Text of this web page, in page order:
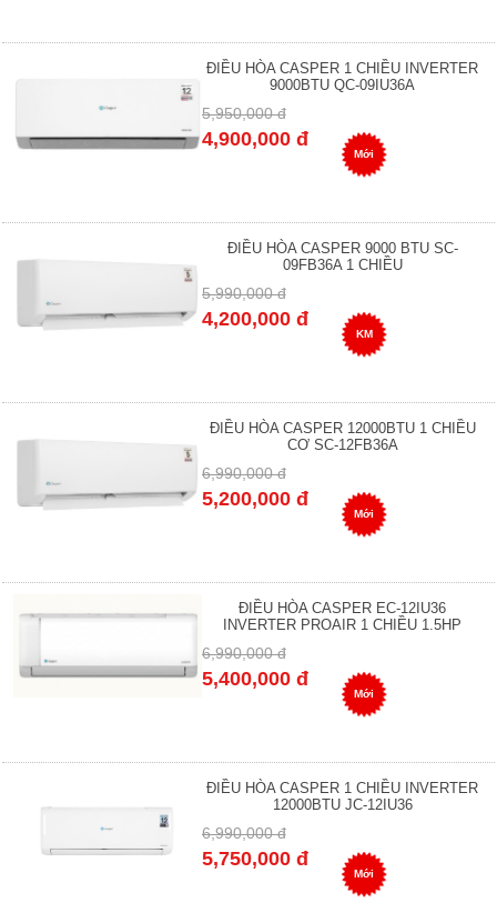
ĐIỀU HÒA CASPER 1 CHIỀU INVERTER
9000BTU QC-09IU36A
5,950,000 đ
4,900,000 đ
Mới
ĐIỀU HÒA CASPER 9000 BTU SC-
09FB36A 1 CHIỀU
5,990,000 đ
4,200,000 đ
KM
ĐIỀU HÒA CASPER 12000BTU 1 CHIỀU
CƠ SC-12FB36A
6,990,000 đ
5,200,000 đ
Mới
ĐIỀU HÒA CASPER EC-12IU36
INVERTER PROAIR 1 CHIỀU 1.5HP
6,990,000 đ
5,400,000 đ
Mới
ĐIỀU HÒA CASPER 1 CHIỀU INVERTER
12000BTU JC-12IU36
6,990,000 đ
5,750,000 đ
Mới